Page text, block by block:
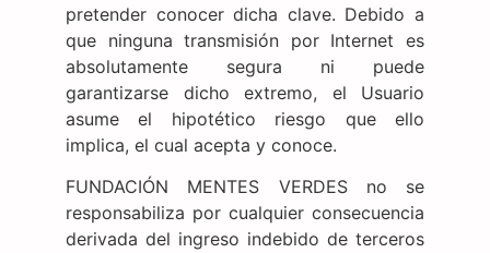
pretender conocer dicha clave. Debido a
que ninguna transmisión por Internet es
absolutamente segura ni puede
garantizarse dicho extremo, el Usuario
asume el hipotético riesgo que ello
implica, el cual acepta y conoce.
FUNDACIÓN MENTES VERDES no se
responsabiliza por cualquier consecuencia
derivada del ingreso indebido de terceros